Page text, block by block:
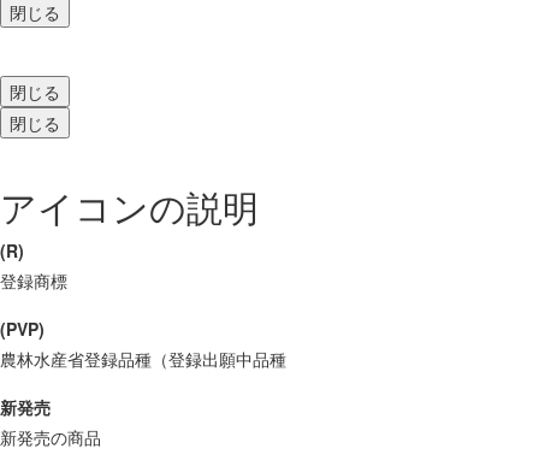
閉じる
閉じる
閉じる
アイコンの説明
(R)
登録商標
(PVP)
農林水産省登録品種（登録出願中品種
新発売
新発売の商品